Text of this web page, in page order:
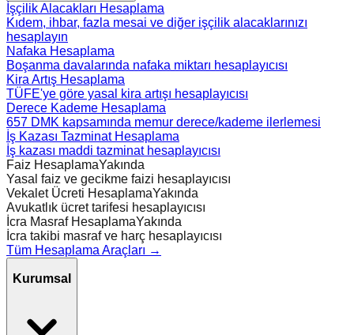
İşçilik Alacakları Hesaplama
Kıdem, ihbar, fazla mesai ve diğer işçilik alacaklarınızı
hesaplayın
Nafaka Hesaplama
Boşanma davalarında nafaka miktarı hesaplayıcısı
Kira Artış Hesaplama
TÜFE'ye göre yasal kira artışı hesaplayıcısı
Derece Kademe Hesaplama
657 DMK kapsamında memur derece/kademe ilerlemesi
İş Kazası Tazminat Hesaplama
İş kazası maddi tazminat hesaplayıcısı
Faiz HesaplamaYakında
Yasal faiz ve gecikme faizi hesaplayıcısı
Vekalet Ücreti HesaplamaYakında
Avukatlık ücret tarifesi hesaplayıcısı
İcra Masraf HesaplamaYakında
İcra takibi masraf ve harç hesaplayıcısı
Tüm Hesaplama Araçları →
Kurumsal